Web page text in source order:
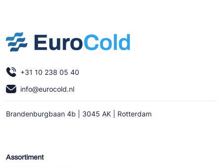
+31 10 238 05 40
info@eurocold.nl
Brandenburgbaan 4b | 3045 AK | Rotterdam
Assortiment